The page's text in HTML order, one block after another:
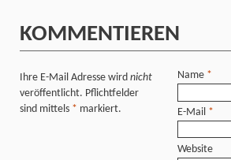
KOMMENTIEREN
Ihre E-Mail Adresse wird nicht
veröffentlicht. Pflichtfelder
sind mittels * markiert.
Name *
E-Mail *
Website